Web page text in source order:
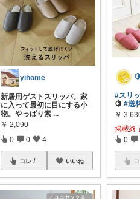
yihome
新居用ゲストスリッパ。家
に入って最初に目にする小
物。やっぱり素 ...
￥ 2,090
0 0 4
コレ いいね
#スリ
🍋#送
￥
掲載終
0